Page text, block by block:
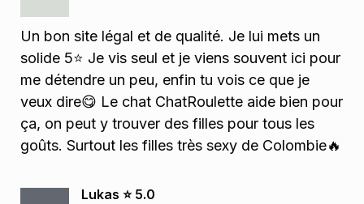
Un bon site légal et de qualité. Je lui mets un
solide 5⭐️ Je vis seul et je viens souvent ici pour
me détendre un peu, enfin tu vois ce que je
veux dire😋 Le chat ChatRoulette aide bien pour
ça, on peut y trouver des filles pour tous les
goûts. Surtout les filles très sexy de Colombie🔥
Lukas ⭐️ 5.0